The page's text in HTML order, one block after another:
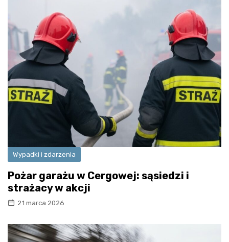
Wypadki i zdarzenia
Pożar garażu w Cergowej: sąsiedzi i
strażacy w akcji
21 marca 2026